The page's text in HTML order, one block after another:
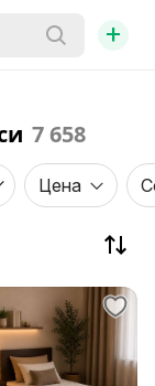
+
7 658
Цена